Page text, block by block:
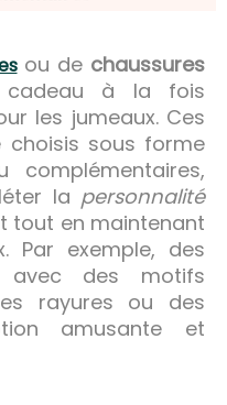
ou de chaussures
à la fois
les jumeaux. Ces
choisis sous forme
la personnalité
tout en maintenant
Par exemple, des
avec des motifs
rayures ou des
amusante et